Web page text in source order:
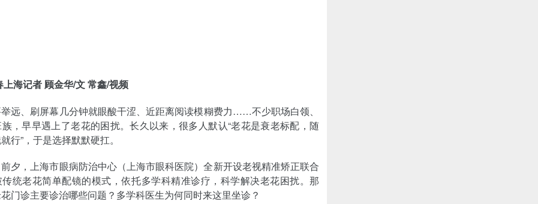
上海记者 顾金华/文 常鑫/视频
远、刷屏幕几分钟就眼酸干涩、近距离阅读模糊费力……不少职场白领、
，早早遇上了老花的困扰。长久以来，很多人默认“老花是衰老标配，随
行”，于是选择默默硬扛。
夕，上海市眼病防治中心（上海市眼科医院）全新开设老视精准矫正联合
统老花简单配镜的模式，依托多学科精准诊疗，科学解决老花困扰。那
门诊主要诊治哪些问题？多学科医生为何同时来这里坐诊？